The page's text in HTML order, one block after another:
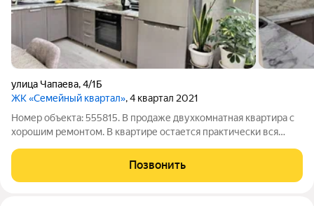
улица Чапаева,4/1Б
ЖК «Семейный квартал», 4 квартал 2021
Номер объекта: 555815. В продаже двухкомнатная квартира с
хорошим ремонтом. В квартире остается практически вся
идеальное. Закрытая территория, доброжелательные соседи.
Низкие коммунальные
Позвонить